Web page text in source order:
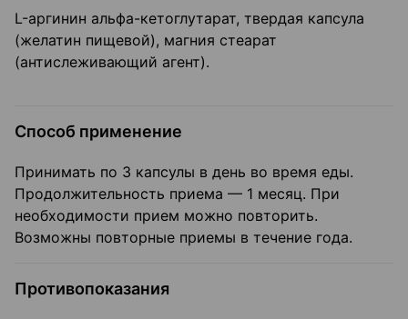
L-аргинин альфа-кетоглутарат, твердая капсула
(желатин пищевой), магния стеарат
(антислеживающий агент).
Способ применение
Принимать по 3 капсулы в день во время еды.
Продолжительность приема — 1 месяц. При
необходимости прием можно повторить.
Возможны повторные приемы в течение года.
Противопоказания